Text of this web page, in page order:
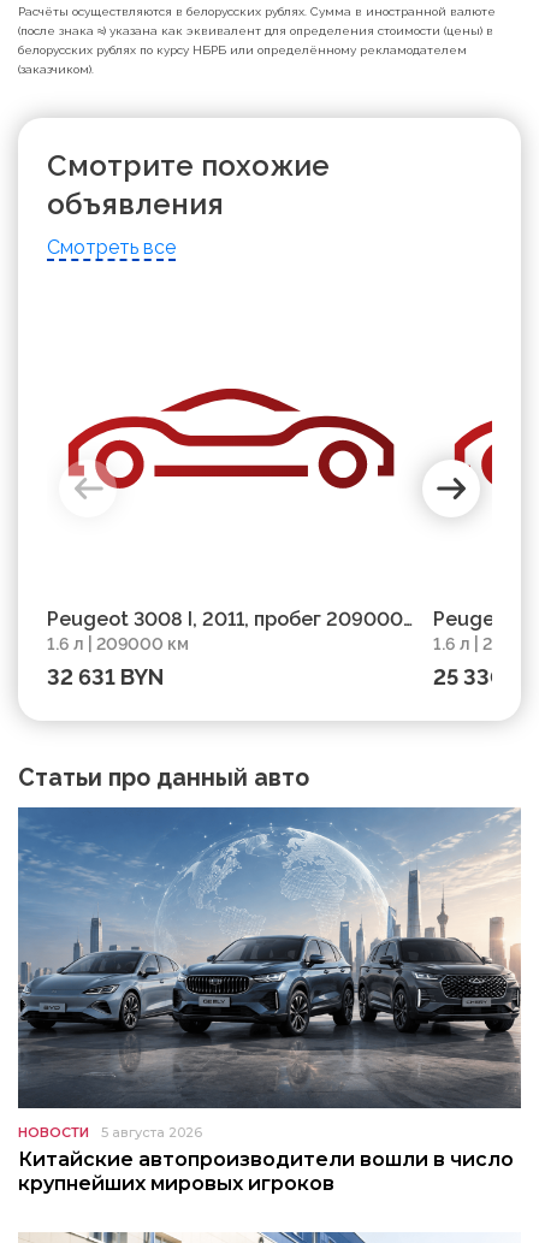
Расчёты осуществляются в белорусских рублях. Сумма в иностранной валюте
(после знака ≈) указана как эквивалент для определения стоимости (цены) в
белорусских рублях по курсу НБРБ или определённому рекламодателем
(заказчиком).
Смотрите похожие
объявления
Смотреть все
Peugeot 3008 I, 2011, пробег 209000
км
1.6 л | 209000 км
32 631 BYN
Peugeot
км
1.6 л |
25 330
Статьи про данный авто
НОВОСТИ 5 августа 2026
Китайские автопроизводители вошли в число
крупнейших мировых игроков